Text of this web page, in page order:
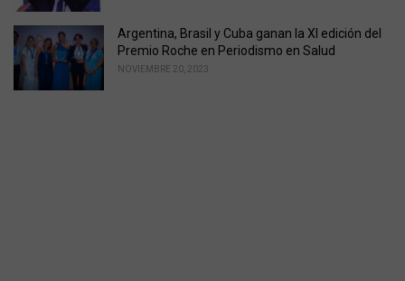
Argentina, Brasil y Cuba ganan la XI edición del
Premio Roche en Periodismo en Salud
NOVIEMBRE 20, 2023